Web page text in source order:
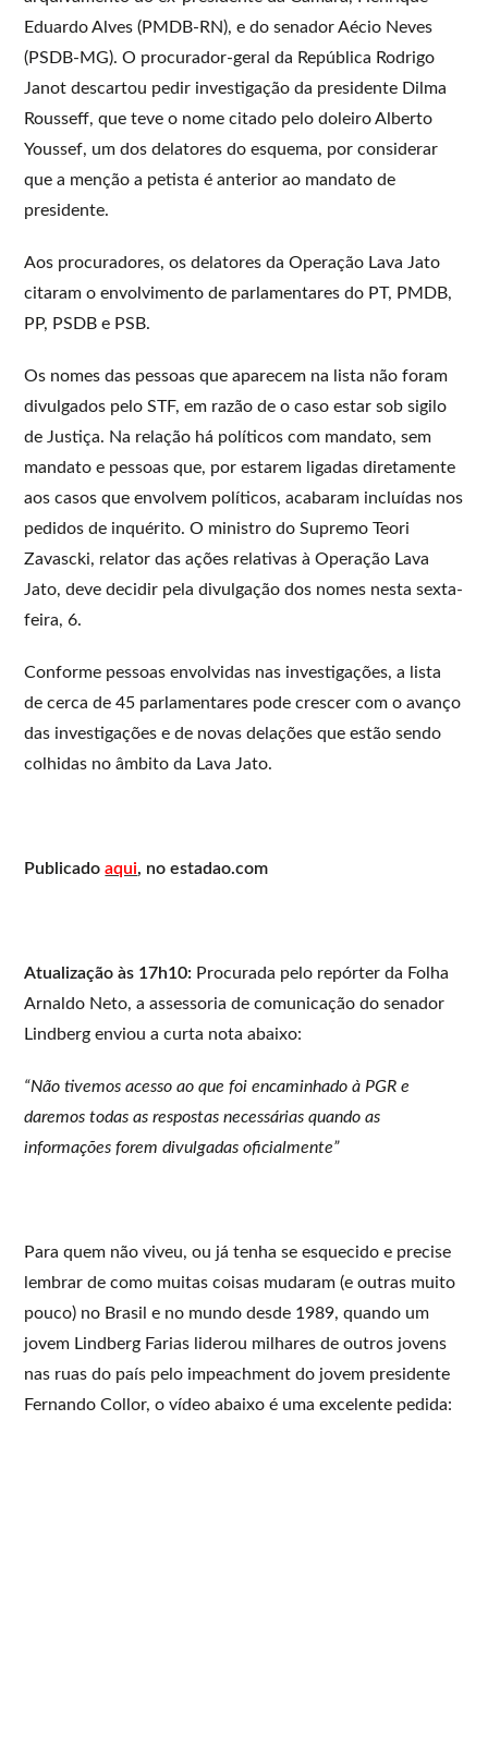
Eduardo Alves (PMDB-RN), e do senador Aécio Neves
(PSDB-MG). O procurador-geral da República Rodrigo
Janot descartou pedir investigação da presidente Dilma
Rousseff, que teve o nome citado pelo doleiro Alberto
Youssef, um dos delatores do esquema, por considerar
que a menção a petista é anterior ao mandato de
presidente.
Aos procuradores, os delatores da Operação Lava Jato
citaram o envolvimento de parlamentares do PT, PMDB,
PP, PSDB e PSB.
Os nomes das pessoas que aparecem na lista não foram
divulgados pelo STF, em razão de o caso estar sob sigilo
de Justiça. Na relação há políticos com mandato, sem
mandato e pessoas que, por estarem ligadas diretamente
aos casos que envolvem políticos, acabaram incluídas nos
pedidos de inquérito. O ministro do Supremo Teori
Zavascki, relator das ações relativas à Operação Lava
Jato, deve decidir pela divulgação dos nomes nesta sexta-
feira, 6.
Conforme pessoas envolvidas nas investigações, a lista
de cerca de 45 parlamentares pode crescer com o avanço
das investigações e de novas delações que estão sendo
colhidas no âmbito da Lava Jato.
Publicado aqui, no estadao.com
Atualização às 17h10: Procurada pelo repórter da Folha
Arnaldo Neto, a assessoria de comunicação do senador
Lindberg enviou a curta nota abaixo:
“Não tivemos acesso ao que foi encaminhado à PGR e
daremos todas as respostas necessárias quando as
informações forem divulgadas oficialmente”
Para quem não viveu, ou já tenha se esquecido e precise
lembrar de como muitas coisas mudaram (e outras muito
pouco) no Brasil e no mundo desde 1989, quando um
jovem Lindberg Farias liderou milhares de outros jovens
nas ruas do país pelo impeachment do jovem presidente
Fernando Collor, o vídeo abaixo é uma excelente pedida: